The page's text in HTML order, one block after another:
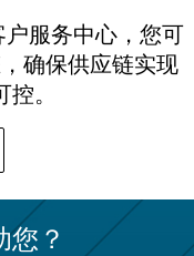
户服务中心，您可
确保供应链实现
。
您？